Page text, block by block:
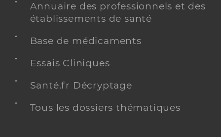
Annuaire des professionnels et des
établissements de santé
Base de médicaments
Essais Cliniques
Santé.fr Décryptage
Tous les dossiers thématiques